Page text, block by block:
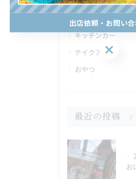
わらび餅
キッチンカー
テイクアウト
おやつ
最近の投稿
お
出店依頼・お問い合
出店依頼・お問い